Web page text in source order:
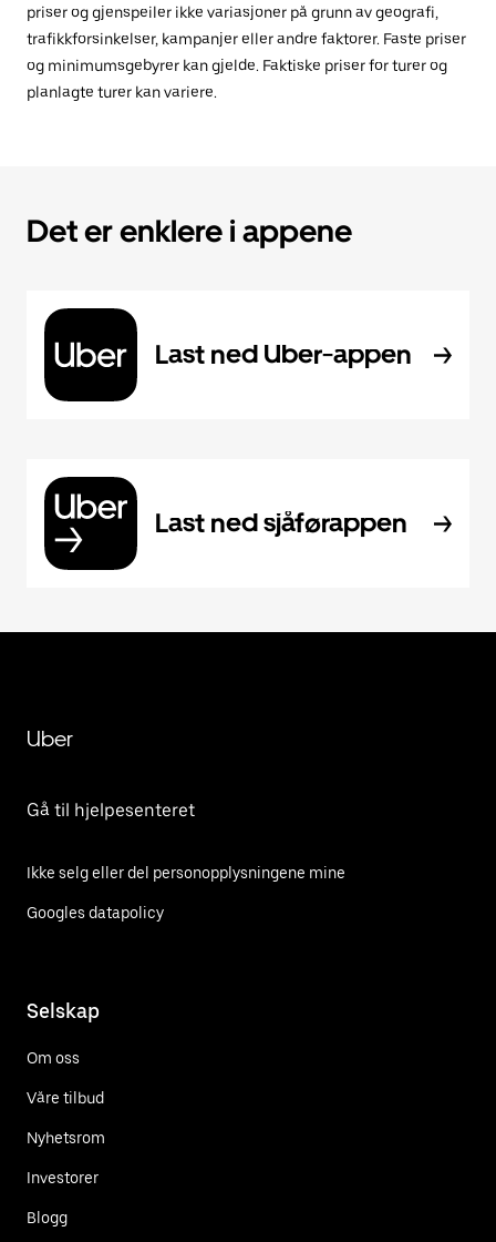
priser og gjenspeiler ikke variasjoner på grunn av geografi,
trafikkforsinkelser, kampanjer eller andre faktorer. Faste priser
og minimumsgebyrer kan gjelde. Faktiske priser for turer og
planlagte turer kan variere.
Det er enklere i appene
Last ned Uber-appen
Last ned sjåførappen
Uber
Gå til hjelpesenteret
Ikke selg eller del personopplysningene mine
Googles datapolicy
Selskap
Om oss
Våre tilbud
Nyhetsrom
Investorer
Blogg